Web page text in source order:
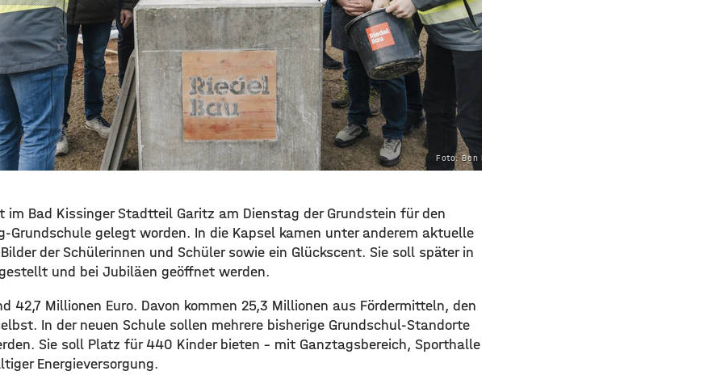
Foto: Ben Kiesel
im Bad Kissinger Stadtteil Garitz am Dienstag der Grundstein für den
Grundschule gelegt worden. In die Kapsel kamen unter anderem aktuelle
der Schülerinnen und Schüler sowie ein Glückscent. Sie soll später in
und bei Jubiläen geöffnet werden.
42,7 Millionen Euro. Davon kommen 25,3 Millionen aus Fördermitteln, den
In der neuen Schule sollen mehrere bisherige Grundschul-Standorte
Sie soll Platz für 440 Kinder bieten – mit Ganztagsbereich, Sporthalle
Energieversorgung.